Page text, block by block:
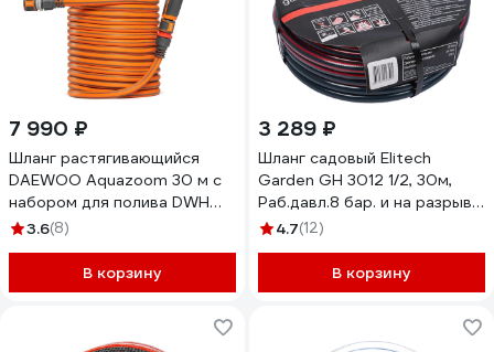
7 990 ₽
Шланг растягивающийся
DAEWOO Aquazoom 30 м с
набором для полива DWH
6105
3.6(8)
В корзину
3 289 ₽
Шланг садовый Elitech
Garden GH 3012 1/2, 30м,
Раб.давл.8 бар. и на разрыв
24 бар 206115
4.7(12)
В корзину